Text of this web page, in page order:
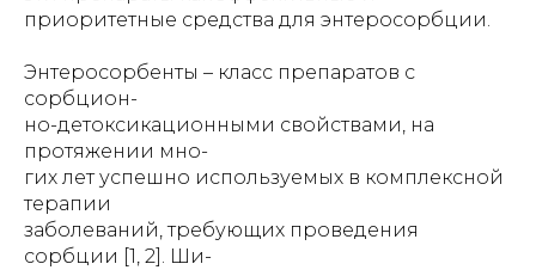
приоритетные средства для энтеросорбции.
Энтеросорбенты – класс препаратов с
сорбцион-
но-детоксикационными свойствами, на
протяжении мно-
гих лет успешно используемых в комплексной
терапии
заболеваний, требующих проведения
сорбции [1, 2]. Ши-